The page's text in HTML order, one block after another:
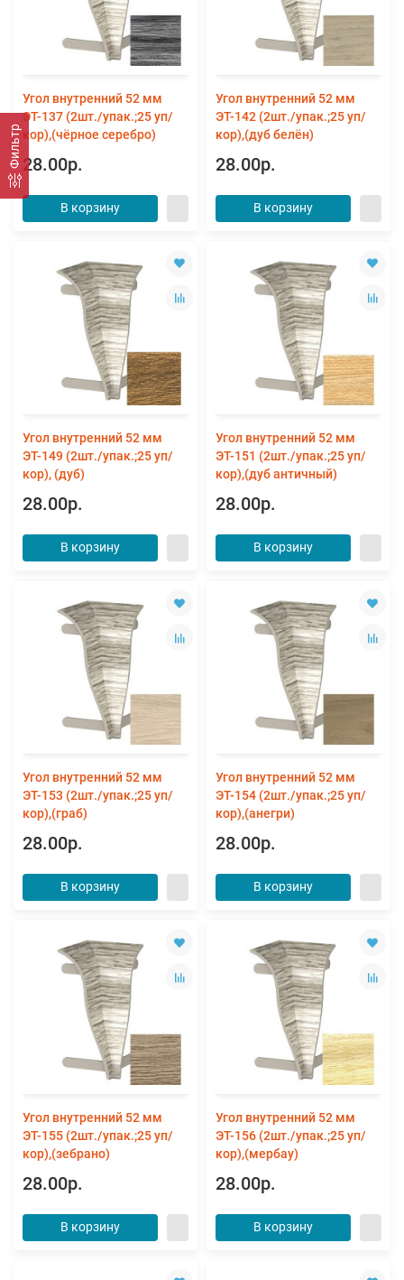
Фильтр
Угол внутренний 52 мм
ЭТ-137 (2шт./упак.;25 уп/
кор),(чёрное серебро)
28.00р.
В корзину
Угол внутренний 52 мм
ЭТ-142 (2шт./упак.;25 уп/
кор),(дуб белён)
28.00р.
В корзину
Угол внутренний 52 мм
ЭТ-149 (2шт./упак.;25 уп/
кор), (дуб)
28.00р.
В корзину
Угол внутренний 52 мм
ЭТ-151 (2шт./упак.;25 уп/
кор),(дуб античный)
28.00р.
В корзину
Угол внутренний 52 мм
ЭТ-153 (2шт./упак.;25 уп/
кор),(граб)
28.00р.
В корзину
Угол внутренний 52 мм
ЭТ-154 (2шт./упак.;25 уп/
кор),(анегри)
28.00р.
В корзину
Угол внутренний 52 мм
ЭТ-155 (2шт./упак.;25 уп/
кор),(зебрано)
28.00р.
В корзину
Угол внутренний 52 мм
ЭТ-156 (2шт./упак.;25 уп/
кор),(мербау)
28.00р.
В корзину